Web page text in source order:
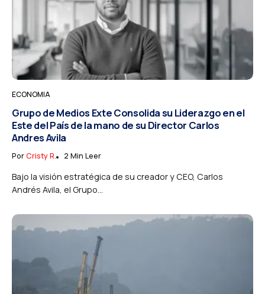
ECONOMIA
Grupo de Medios Exte Consolida su Liderazgo en el
Este del País de la mano de su Director Carlos
Andres Avila
PorCristy R. 2 Min Leer
Bajo la visión estratégica de su creador y CEO, Carlos
Andrés Avila, el Grupo...